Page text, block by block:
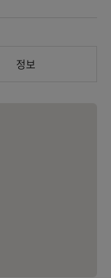
정보